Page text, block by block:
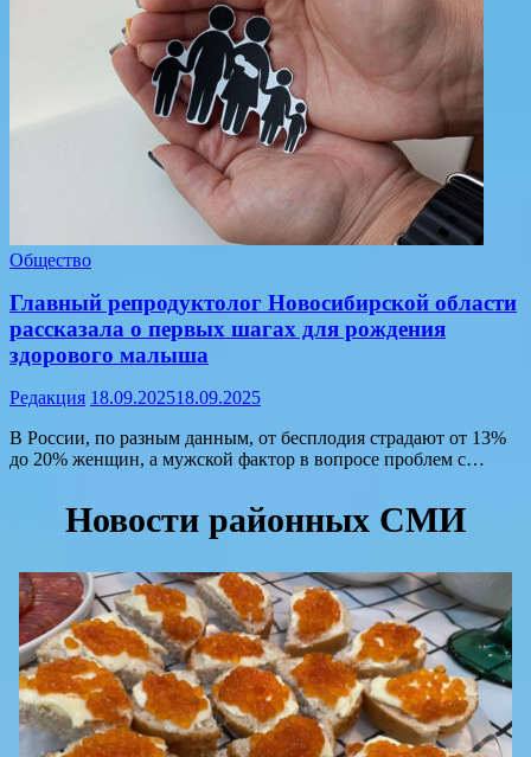
Общество
Главный репродуктолог Новосибирской области
рассказала о первых шагах для рождения
здорового малыша
Редакция 18.09.202518.09.2025
В России, по разным данным, от бесплодия страдают от 13%
до 20% женщин, а мужской фактор в вопросе проблем с…